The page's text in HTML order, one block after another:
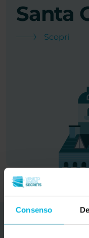
Consenso
Santa
Scopri
Storieda